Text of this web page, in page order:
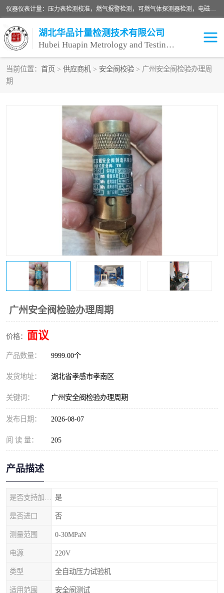
仪器仪表计量：压力表检测校准，燃气报警检测，可燃气体探测器检测，电磁流量计检测校准，明渠流量计检测，千斤顶检测标定，仪器校准，量具校准，仪表检测，仪器检测，计量设备校准；洁净室检测：洁净度检测，洁净厂房检测，无尘洁净室检测，悬浮粒子检测，*过滤器检测；安全阀校验：安全阀校验，安全阀检验，安全阀检测，安全阀年检，安全阀校正，安全阀校准；
湖北华品计量检测技术有限公司
Hubei Huapin Metrology and Testing Technology Co. , Ltd.
当前位置： 首页 > 供应商机 > 安全阀校验 > 广州安全阀检验办理周
期
广州安全阀检验办理周期
价格： 面议
产品数量： 9999.00个
发货地址： 湖北省孝感市孝南区
关键词： 广州安全阀检验办理周期
发布日期： 2026-08-07
阅 读 量： 205
产品描述
是
是否进口 否
测量范围 0-30MPaN
电源 220V
类型 全自动压力试验机
适用范围 安全阀测试
计量设备校准
可燃气体探测器